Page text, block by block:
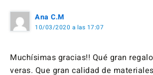
Ana C.M
10/03/2020 a las 17:07
Muchísimas gracias!! Qué gran
veras. Que gran calidad de